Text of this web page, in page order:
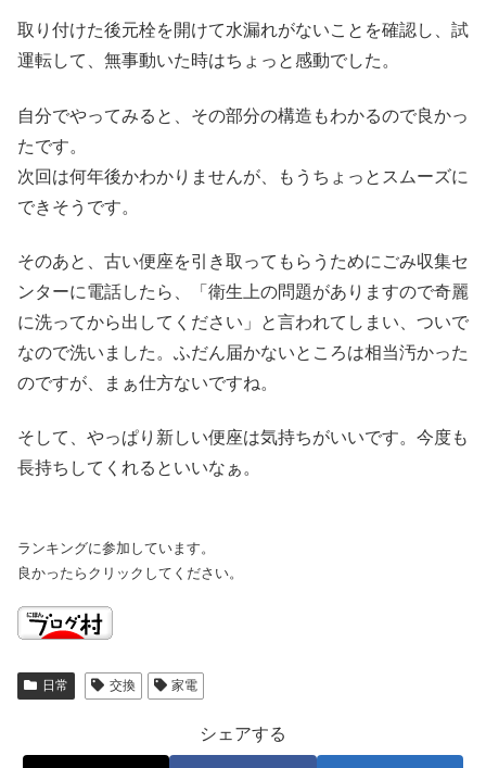
取り付けた後元栓を開けて水漏れがないことを確認し、試
運転して、無事動いた時はちょっと感動でした。
自分でやってみると、その部分の構造もわかるので良かっ
たです。
次回は何年後かわかりませんが、もうちょっとスムーズに
できそうです。
そのあと、古い便座を引き取ってもらうためにごみ収集セ
ンターに電話したら、「衛生上の問題がありますので奇麗
に洗ってから出してください」と言われてしまい、ついで
なので洗いました。ふだん届かないところは相当汚かった
のですが、まぁ仕方ないですね。
そして、やっぱり新しい便座は気持ちがいいです。今度も
長持ちしてくれるといいなぁ。
ランキングに参加しています。
良かったらクリックしてください。
日常 交換 家電
シェアする